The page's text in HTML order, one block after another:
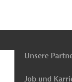
Unsere
Job und